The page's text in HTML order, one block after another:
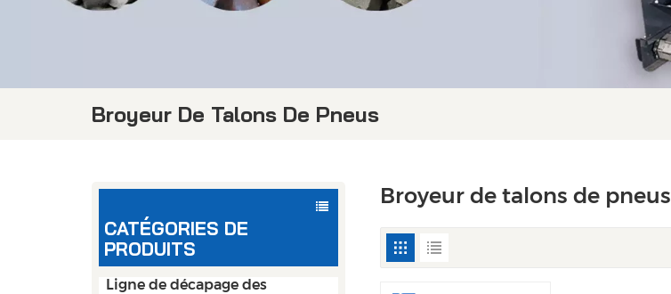
Broyeur De Talons De Pneus
CATÉGORIES DE
PRODUITS
Ligne de décapage des
Broyeur de talons de pneus